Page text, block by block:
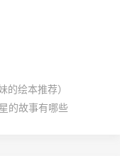
的绘本推荐）
的故事有哪些